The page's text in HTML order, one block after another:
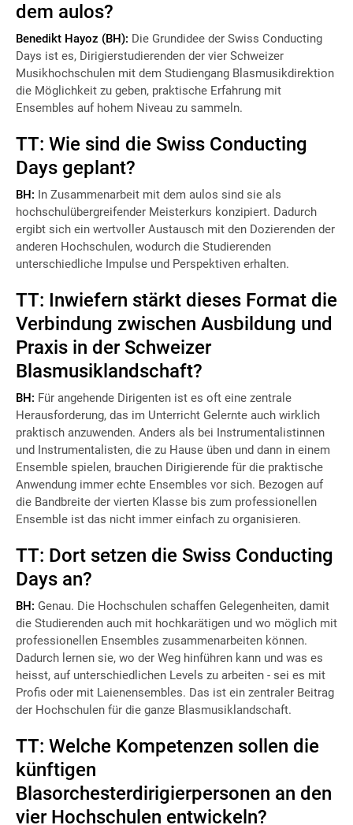
dem aulos?
Benedikt Hayoz (BH): Die Grundidee der Swiss Conducting
Days ist es, Dirigierstudierenden der vier Schweizer
Musikhochschulen mit dem Studiengang Blasmusikdirektion
die Möglichkeit zu geben, praktische Erfahrung mit
Ensembles auf hohem Niveau zu sammeln.
TT: Wie sind die Swiss Conducting
Days geplant?
BH: In Zusammenarbeit mit dem aulos sind sie als
hochschulübergreifender Meisterkurs konzipiert. Dadurch
ergibt sich ein wertvoller Austausch mit den Dozierenden der
anderen Hochschulen, wodurch die Studierenden
unterschiedliche Impulse und Perspektiven erhalten.
TT: Inwiefern stärkt dieses Format die
Verbindung zwischen Ausbildung und
Praxis in der Schweizer
Blasmusiklandschaft?
BH: Für angehende Dirigenten ist es oft eine zentrale
Herausforderung, das im Unterricht Gelernte auch wirklich
praktisch anzuwenden. Anders als bei Instrumentalistinnen
und Instrumentalisten, die zu Hause üben und dann in einem
Ensemble spielen, brauchen Dirigierende für die praktische
Anwendung immer echte Ensembles vor sich. Bezogen auf
die Bandbreite der vierten Klasse bis zum professionellen
Ensemble ist das nicht immer einfach zu organisieren.
TT: Dort setzen die Swiss Conducting
Days an?
BH: Genau. Die Hochschulen schaffen Gelegenheiten, damit
die Studierenden auch mit hochkarätigen und wo möglich mit
professionellen Ensembles zusammenarbeiten können.
Dadurch lernen sie, wo der Weg hinführen kann und was es
heisst, auf unterschiedlichen Levels zu arbeiten - sei es mit
Profis oder mit Laienensembles. Das ist ein zentraler Beitrag
der Hochschulen für die ganze Blasmusiklandschaft.
TT: Welche Kompetenzen sollen die
künftigen
Blasorchesterdirigierpersonen an den
vier Hochschulen entwickeln?